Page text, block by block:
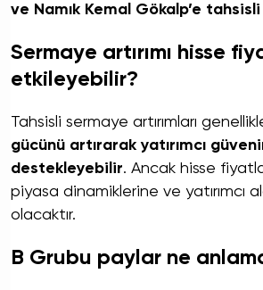
ve Namık Kemal Gökalp’e
Sermaye artırımı hisse
etkileyebilir?
Tahsisli sermaye artırımları
gücünü artırarak yatırımcı
destekleyebilir. Ancak hisse
piyasa dinamiklerine ve yatırımcı
olacaktır.
B Grubu paylar ne